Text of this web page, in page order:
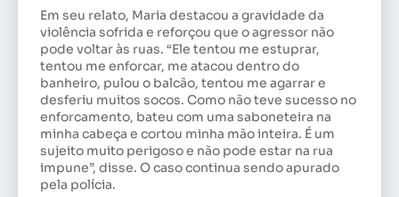
Em seu relato, Maria destacou a gravidade da
violência sofrida e reforçou que o agressor não
pode voltar às ruas. “Ele tentou me estuprar,
tentou me enforcar, me atacou dentro do
banheiro, pulou o balcão, tentou me agarrar e
desferiu muitos socos. Como não teve sucesso no
enforcamento, bateu com uma saboneteira na
minha cabeça e cortou minha mão inteira. É um
sujeito muito perigoso e não pode estar na rua
impune”, disse. O caso continua sendo apurado
pela polícia.